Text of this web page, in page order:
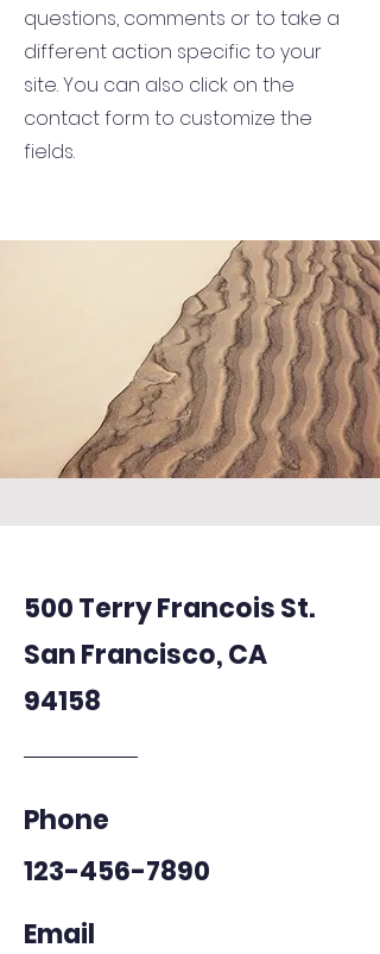
questions, comments or to take a
different action specific to your
site. You can also click on the
contact form to customize the
fields.
500 Terry Francois St.
San Francisco, CA
94158
Phone
123-456-7890
Email